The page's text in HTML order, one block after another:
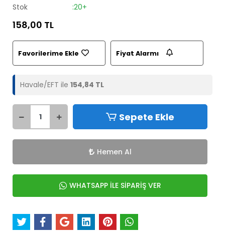
Stok
:20+
158,00 TL
Favorilerime Ekle Fiyat Alarmı
Havale/EFT ile 154,84 TL
Sepete Ekle
Hemen Al
WHATSAPP İLE SİPARİŞ VER